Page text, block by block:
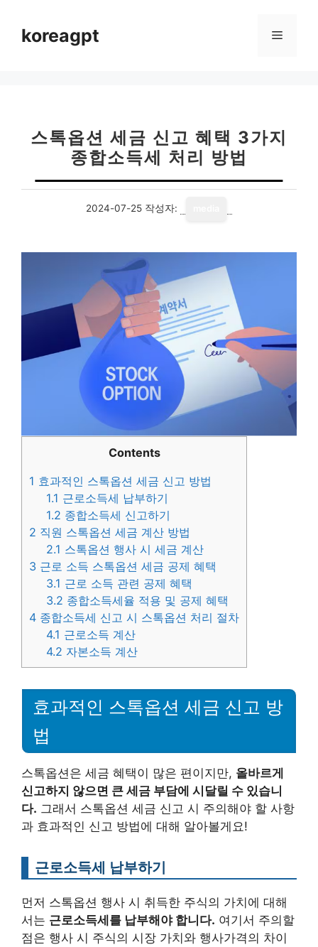
koreagpt 메
스톡옵션 세금 신고 혜택 3가지
종합소득세 처리 방법
2024-07-25 작성자:
Contents
1 효과적인 스톡옵션 세금 신고 방법
1.1 근로소득세 납부하기
1.2 종합소득세 신고하기
2 직원 스톡옵션 세금 계산 방법
2.1 스톡옵션 행사 시 세금 계산
3 근로 소득 스톡옵션 세금 공제 혜택
3.1 근로 소득 관련 공제 혜택
3.2 종합소득세율 적용 및 공제 혜택
4 종합소득세 신고 시 스톡옵션 처리 절차
4.1 근로소득 계산
4.2 자본소득 계산
효과적인 스톡옵션 세금 신고 방
법
스톡옵션은 세금 혜택이 많은 편이지만, 올바르게
신고하지 않으면 큰 세금 부담에 시달릴 수 있습니
다. 그래서 스톡옵션 세금 신고 시 주의해야 할 사항
과 효과적인 신고 방법에 대해 알아볼게요!
근로소득세 납부하기
먼저 스톡옵션 행사 시 취득한 주식의 가치에 대해
서는 근로소득세를 납부해야 합니다. 여기서 주의할
점은 행사 시 주식의 시장 가치와 행사가격의 차이